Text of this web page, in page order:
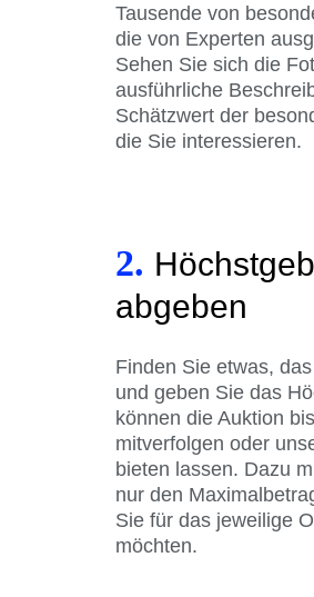
Tausende von
die von Experten
Sehen Sie sich die
ausführliche
Schätzwert der
die Sie interessieren.
2.
abgeben
Finden Sie etwas,
und geben Sie das
können die Auktion
mitverfolgen oder
bieten lassen. Dazu
nur den
Sie für das jeweilige
möchten.